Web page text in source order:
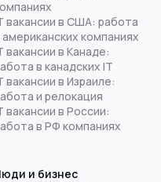
вакансии в США: работа
американских компаниях
вакансии в Канаде:
в канадских IT
вакансии в Израиле:
и релокация
вакансии в России:
в РФ компаниях
и бизнес